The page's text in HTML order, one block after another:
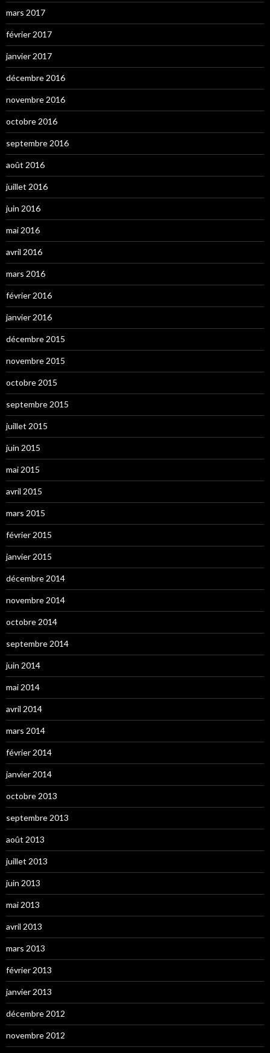
mars 2017
février 2017
janvier 2017
décembre 2016
novembre 2016
octobre 2016
septembre 2016
août 2016
juillet 2016
juin 2016
mai 2016
avril 2016
mars 2016
février 2016
janvier 2016
décembre 2015
novembre 2015
octobre 2015
septembre 2015
juillet 2015
juin 2015
mai 2015
avril 2015
mars 2015
février 2015
janvier 2015
décembre 2014
novembre 2014
octobre 2014
septembre 2014
juin 2014
mai 2014
avril 2014
mars 2014
février 2014
janvier 2014
octobre 2013
septembre 2013
août 2013
juillet 2013
juin 2013
mai 2013
avril 2013
mars 2013
février 2013
janvier 2013
décembre 2012
novembre 2012